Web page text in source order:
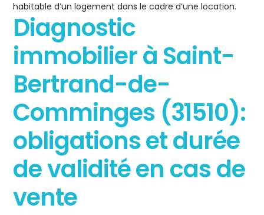
habitable d’un logement dans le cadre d’une location.
Diagnostic
immobilier à Saint-
Bertrand-de-
Comminges (31510):
obligations et durée
de validité en cas de
vente